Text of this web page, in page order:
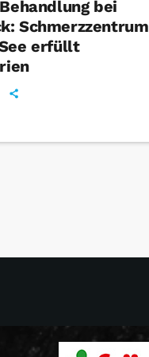
bei
Schmerzzentrum
erfüllt